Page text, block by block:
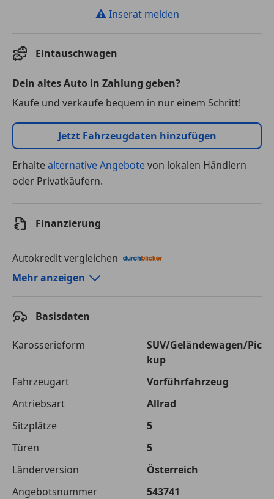
⚠ Inserat melden
Eintauschwagen
Dein altes Auto in Zahlung geben?
Kaufe und verkaufe bequem in nur einem Schritt!
Jetzt Fahrzeugdaten hinzufügen
Erhaltealternative Angebotevon lokalen Händlern
oder Privatkäufern.
Finanzierung
Autokredit vergleichen
Autokredit-Rechner von durchblicker.at
120 Monate
Kreditbetrag
€ 75 000,-
Gesamtbetrag
Einberechnete Gebühren
€ 0,-
Mehr anzeigen
Basisdaten
Karosserieform
SUV/Geländewagen/Pic
kup
Fahrzeugart
Vorführfahrzeug
Antriebsart
Allrad
Sitzplätze
5
Türen
5
Länderversion
Österreich
Angebotsnummer
543741